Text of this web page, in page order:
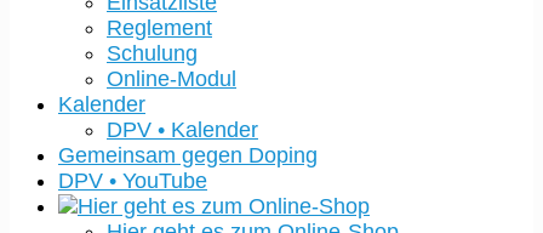
Reglement
Schulung
Online-Modul
Kalender
DPV • Kalender
Gemeinsam gegen Doping
DPV • YouTube